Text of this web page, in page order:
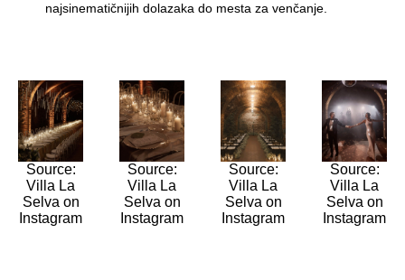
najsinematičnijih dolazaka do mesta za venčanje.
Source:
Villa La
Selva on
Instagram
Source:
Villa La
Selva on
Instagram
Source:
Villa La
Selva on
Instagram
Source:
Villa La
Selva on
Instagram